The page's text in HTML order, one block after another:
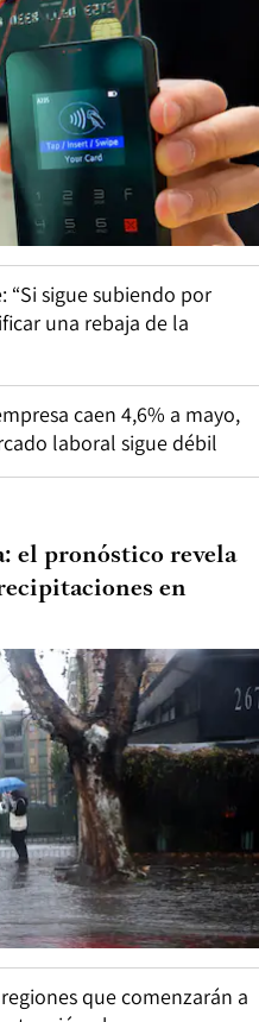
“Si sigue subiendo por
una rebaja de la
caen 4,6% a mayo,
laboral sigue débil
el pronóstico revela
en
que comenzarán a